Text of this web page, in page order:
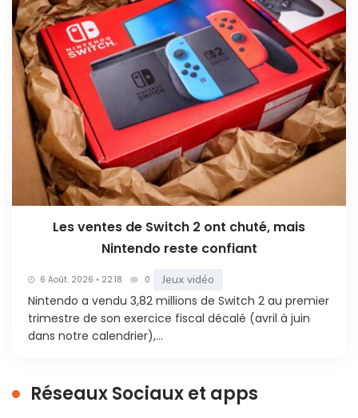
Les ventes de Switch 2 ont chuté, mais
Nintendo reste confiant
6 Août. 2026 • 22:18 0 Jeux vidéo
Nintendo a vendu 3,82 millions de Switch 2 au premier
trimestre de son exercice fiscal décalé (avril à juin
dans notre calendrier),...
Réseaux Sociaux et apps